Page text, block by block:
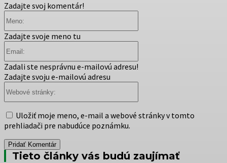
Zadajte svoj komentár!
Zadajte svoje meno tu
Zadali ste nesprávnu e-mailovú adresu!
Zadajte svoju e-mailovú adresu
Uložiť moje meno, e-mail a webové stránky v tomto
prehliadači pre nabudúce poznámku.
Tieto články vás budú zaujímať